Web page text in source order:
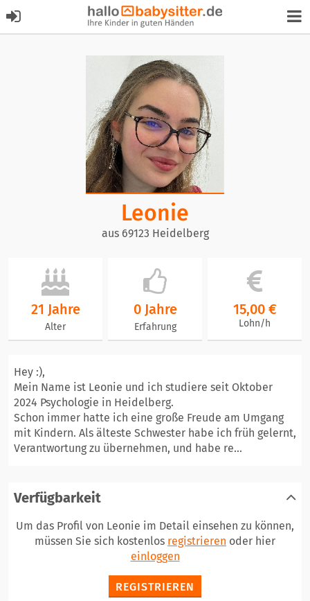
Leonie
aus 69123 Heidelberg
21 Jahre
Alter
0 Jahre
Erfahrung
15,00 €
Lohn/h
Hey :),
Mein Name ist Leonie und ich studiere seit Oktober
2024 Psychologie in Heidelberg.
Schon immer hatte ich eine große Freude am Umgang
mit Kindern. Als älteste Schwester habe ich früh gelernt,
Verantwortung zu übernehmen, und habe re...
Verfügbarkeit
Um das Profil von Leonie im Detail einsehen zu können,
müssen Sie sich kostenlos registrieren oder hier
einloggen
REGISTRIEREN